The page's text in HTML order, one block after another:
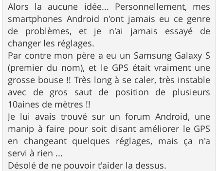
Alors la aucune idée... Personnellement, mes
smartphones Android n'ont jamais eu ce genre
de problèmes, et je n'ai jamais essayé de
changer les réglages.
Par contre mon père a eu un Samsung Galaxy S
(premier du nom), et le GPS était vraiment une
grosse bouse !! Très long à se caler, très instable
avec de gros saut de position de plusieurs
10aines de mètres !!
Je lui avais trouvé sur un forum Android, une
manip à faire pour soit disant améliorer le GPS
en changeant quelques réglages, mais ça n'a
servi à rien ...
Désolé de ne pouvoir t'aider la dessus.